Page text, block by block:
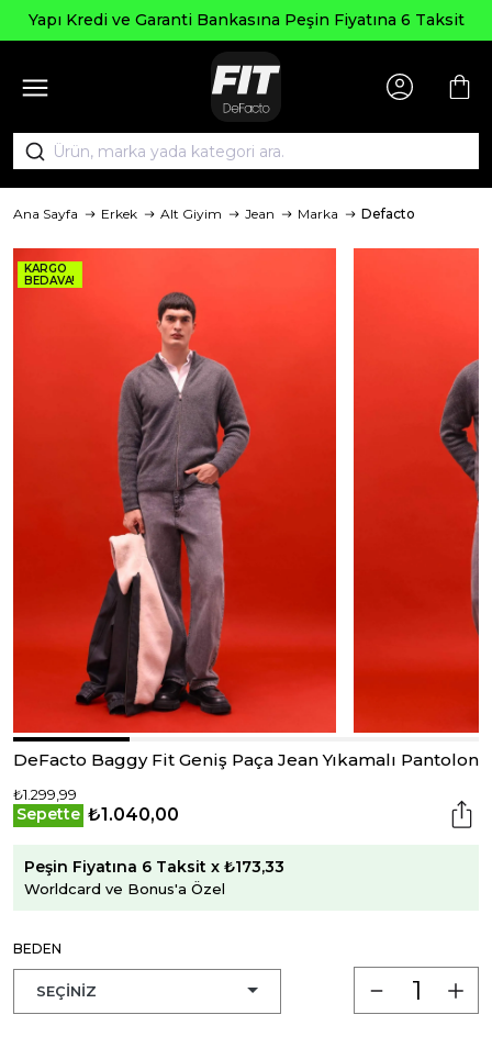
Yapı Kredi ve Garanti Bankasına Peşin Fiyatına 6 Taksit
Ana Sayfa Erkek Alt Giyim Jean Marka Defacto
KARGO
BEDAVA!
DeFacto Baggy Fit Geniş Paça Jean Yıkamalı Pantolon
₺1.299,99
Sepette ₺1.040,00
Peşin Fiyatına 6 Taksit x ₺173,33
Worldcard ve Bonus'a Özel
BEDEN